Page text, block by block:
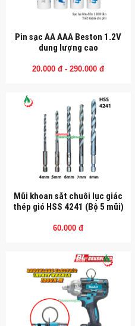
Pin sạc AA AAA Beston 1.2V
dung lượng cao
20.000 đ - 290.000 đ
Mũi khoan sắt chuôi lục giác
thép gió HSS 4241 (Bộ 5 mũi)
60.000 đ